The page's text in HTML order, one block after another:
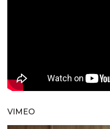
VIMEO